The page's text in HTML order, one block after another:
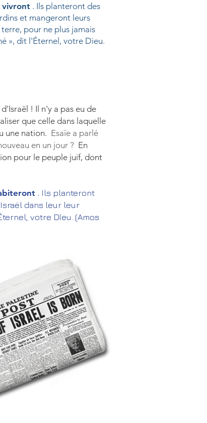
vivront . Ils planteront des
et mangeront leurs
pour ne plus jamais
», dit l'Éternel, votre Dieu.
! Il n'y a pas eu de
que celle dans laquelle
une nation. Esaïe a parlé
en un jour ? En
pour le peuple juif, dont
. Ils planteront
dans leur leur
votre Dieu. (Amos